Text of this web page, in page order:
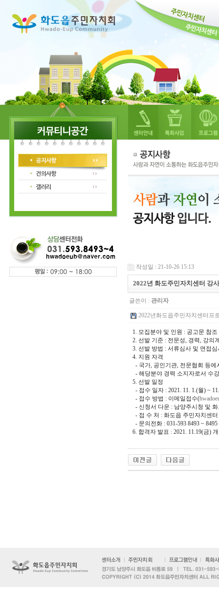
작성일 : 21-10-26 15:13
2022년 화도주민자치센터 강
글쓴이 : 관리자
2022년화도읍주민자치센터프
1. 모집분야 및 인원 : 공고문 참조
2. 선발 기준 : 전문성, 경력, 강의
3. 선발 방법 : 서류심사 및 면접심
4. 지원 자격
- 국가, 공인기관, 전문협회 등
- 해당분야 경력 소지자로서 수
5. 선발 일정
- 접수 일자 : 2021. 11. 1.(월) ~
- 접수 방법 : 이메일접수(
- 신청서 다운 : 남양주시청 및
- 접 수 처 : 화도읍 주민자치센
- 문의전화 : 031-593 8493 ~ 8495
6. 합격자 발표 : 2021. 11.19(금)